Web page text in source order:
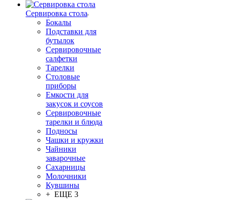
Сервировка стола
Бокалы
Подставки для
бутылок
Сервировочные
салфетки
Тарелки
Столовые
приборы
Емкости для
закусок и соусов
Сервировочные
тарелки и блюда
Подносы
Чашки и кружки
Чайники
заварочные
Сахарницы
Молочники
Кувшины
+ ЕЩЕ 3